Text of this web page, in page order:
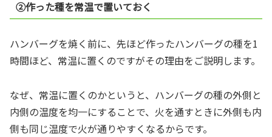
②作った種を常温で置いておく
ハンバーグを焼く前に、先ほど作ったハンバーグの種を1
時間ほど、常温に置くのですがその理由をご説明します。
なぜ、常温に置くのかというと、ハンバーグの種の外側と
内側の温度を均一にすることで、火を通すときに外側も内
側も同じ温度で火が通りやすくなるからです。